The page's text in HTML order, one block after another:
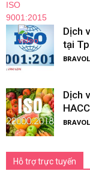
Dịch
tại
Dịch
Hỗ trợ trực tuyến